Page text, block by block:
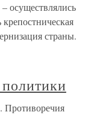
осуществлялись
страны.